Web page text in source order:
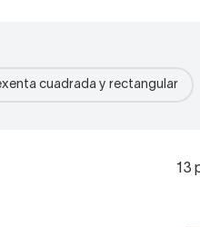
cuadrada y rectangular
13